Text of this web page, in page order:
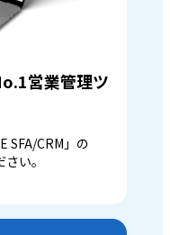
営業管理ツ
SFA/CRM」の
い。